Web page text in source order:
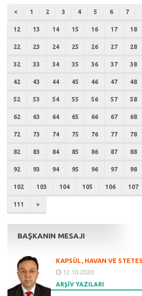
< 1 2 3 4 5 6 7
12 13 14 15 16 17 18
22 23 24 25 26 27 28
32 33 34 35 36 37 38
42 43 44 45 46 47 48
52 53 54 55 56 57 58
62 63 64 65 66 67 68
72 73 74 75 76 77 78
82 83 84 85 86 87 88
92 93 94 95 96 97 98
102 103 104 105 106 107
111 >
BAŞKANIN MESAJI
KAPSÜL, HAVAN VE
12.10.2020
ARŞİV YAZILARI